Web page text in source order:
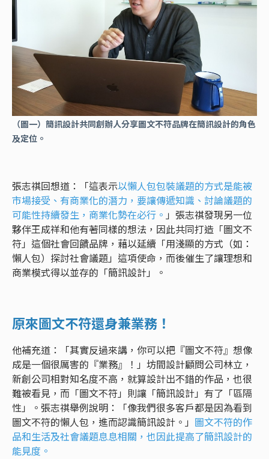
（圖一）簡訊設計共同創辦人分享圖文不符品牌在簡訊設計的角色
及定位。
張志祺回想道：「這表示以懶人包包裝議題的方式是能被
市場接受、有商業化的潛力，要讓傳遞知識、討論議題的
可能性持續發生，商業化勢在必行。 」張志祺發現另一位
夥伴王成祥和他有著同樣的想法，因此共同打造「圖文不
符」這個社會回饋品牌，藉以延續「用淺顯的方式（如：
懶人包）探討社會議題」這項使命，而後催生了讓理想和
商業模式得以並存的「簡訊設計」。
原來圖文不符還身兼業務！
他補充道：「其實反過來講，你可以把『圖文不符』想像
成是一個很厲害的『業務』！」坊間設計顧問公司林立，
新創公司相對知名度不高，就算設計出不錯的作品，也很
難被看見，而「圖文不符」則讓「簡訊設計」有了「區隔
性」。張志祺舉例說明：「像我們很多客戶都是因為看到
圖文不符的懶人包，進而認識簡訊設計。」 圖文不符的作
品和生活及社會議題息息相關，也因此提高了簡訊設計的
能見度。